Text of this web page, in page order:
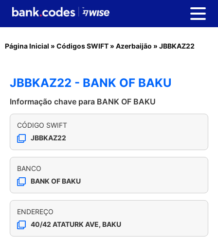
Página Inicial » Códigos SWIFT » Azerbaijão » JBBKAZ22
JBBKAZ22 - BANK OF BAKU
Informação chave para BANK OF BAKU
CÓDIGO SWIFT
JBBKAZ22
BANCO
BANK OF BAKU
ENDEREÇO
40/42 ATATURK AVE, BAKU